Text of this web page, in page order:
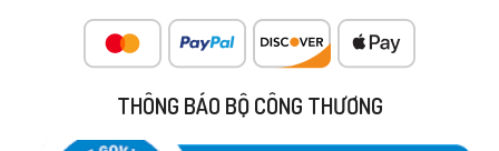
THÔNG BÁO BỘ CÔNG THƯƠNG